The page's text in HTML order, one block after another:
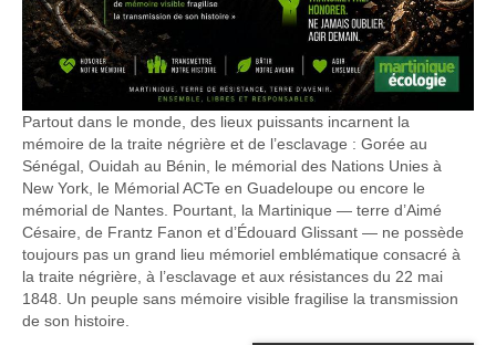
Partout dans le monde, des lieux puissants incarnent la
mémoire de la traite négrière et de l’esclavage : Gorée au
Sénégal, Ouidah au Bénin, le mémorial des Nations Unies à
New York, le Mémorial ACTe en Guadeloupe ou encore le
mémorial de Nantes. Pourtant, la Martinique — terre d’Aimé
Césaire, de Frantz Fanon et d’Édouard Glissant — ne possède
toujours pas un grand lieu mémoriel emblématique consacré à
la traite négrière, à l’esclavage et aux résistances du 22 mai
1848. Un peuple sans mémoire visible fragilise la transmission
de son histoire.